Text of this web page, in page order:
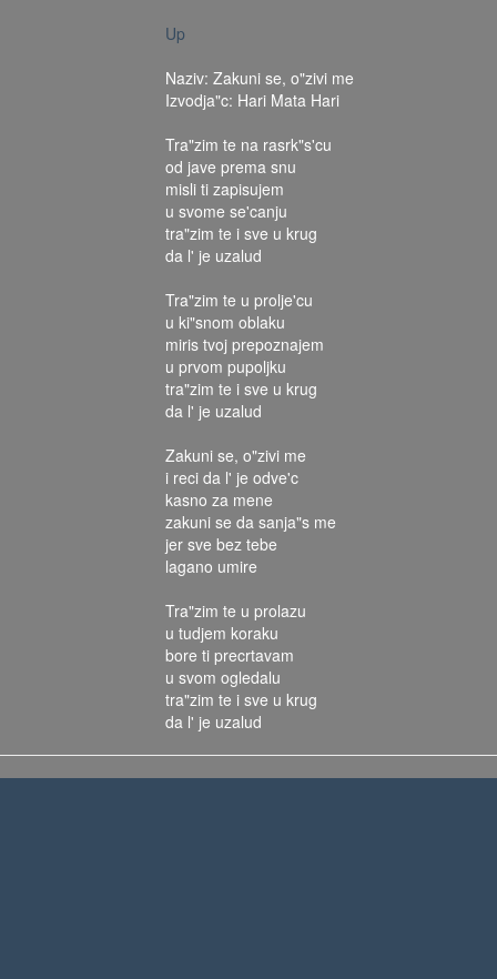
Up
Naziv: Zakuni se, o"zivi me
Izvodja"c: Hari Mata Hari
Tra"zim te na rasrk"s'cu
od jave prema snu
misli ti zapisujem
u svome se'canju
tra"zim te i sve u krug
da l' je uzalud
Tra"zim te u prolje'cu
u ki"snom oblaku
miris tvoj prepoznajem
u prvom pupoljku
tra"zim te i sve u krug
da l' je uzalud
Zakuni se, o"zivi me
i reci da l' je odve'c
kasno za mene
zakuni se da sanja"s me
jer sve bez tebe
lagano umire
Tra"zim te u prolazu
u tudjem koraku
bore ti precrtavam
u svom ogledalu
tra"zim te i sve u krug
da l' je uzalud